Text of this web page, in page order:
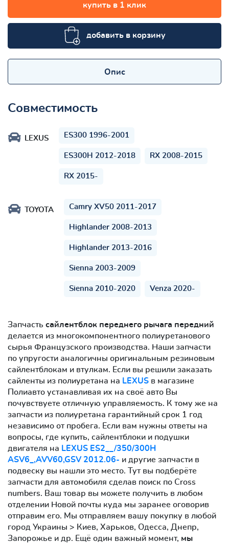
купить в 1 клик
добавить в корзину
Опис
Совместимость
LEXUS ES300 1996-2001
ES300H 2012-2018 RX 2008-2015
RX 2015-
TOYOTA Camry XV50 2011-2017
Highlander 2008-2013
Highlander 2013-2016
Sienna 2003-2009
Sienna 2010-2020 Venza 2020-
Запчасть сайлентблок переднего рычага передний
делается из многокомпонентного полиуретанового
сырья Французского производства. Наши запчасти
по упругости аналогичны оригинальным резиновым
сайлентблокам и втулкам. Если вы решили заказать
сайленты из полиуретана на LEXUS в магазине
Полиавто устанавливая их на своё авто Вы
почувствуете отличную управляемость. К тому же на
запчасти из полиуретана гарантийный срок 1 год
независимо от пробега. Если вам нужны ответы на
вопросы, где купить, сайлентблоки и подушки
двигателя на LEXUS ES2__/350/300H
ASV6_,AVV60,GSV 2012.06- и другие запчасти в
подвеску вы нашли это место. Тут вы подберёте
запчасти для автомобиля сделав поиск по Cross
numbers. Ваш товар вы можете получить в любом
отделении Новой почты куда мы заранее оговорив
отправим его. Мы отправляем вашу покупку в любой
город Украины > Киев, Харьков, Одесса, Днепр,
Запорожье и др. Ещё один важный момент, мы